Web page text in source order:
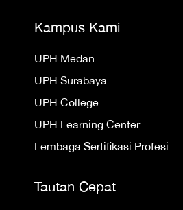
Kampus Kami
UPH Medan
UPH Surabaya
UPH College
UPH Learning Center
Lembaga Sertifikasi Profesi
Tautan Cepat